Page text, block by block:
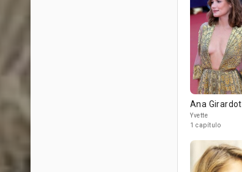
Ana Girardot
Yvette
1 capítulo